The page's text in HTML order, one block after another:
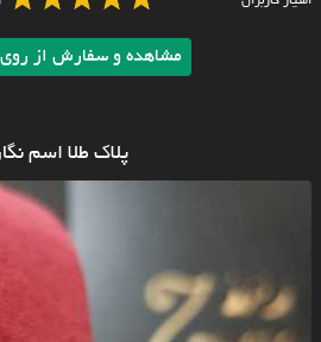
مشاهده و سفارش از روی
پلاک طلا اسم